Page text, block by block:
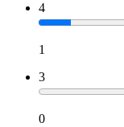
4
1
3
0